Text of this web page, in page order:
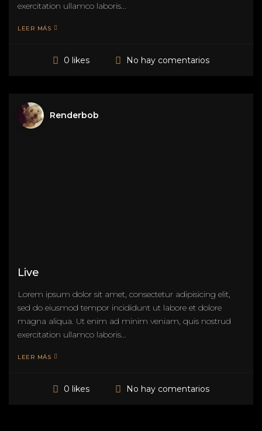
exercitation ullamco laboris...
LEER MÁS
0 likes No hay comentarios
Renderbob
Live
Lorem ipsum dolor sit amet, consectetur adipisicing elit,
sed do eiusmod tempor incididunt ut labore et dolore
magna aliqua. Ut enim ad minim veniam, quis nostrud
exercitation ullamco laboris...
LEER MÁS
0 likes No hay comentarios